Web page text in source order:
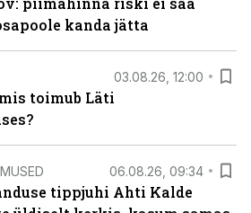
kanda jätta
03.08.26, 12:00
toimub Läti
06.08.26, 09:34
tippjuhi Ahti Kalde